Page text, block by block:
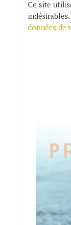
Ce site
indésirables.
données de